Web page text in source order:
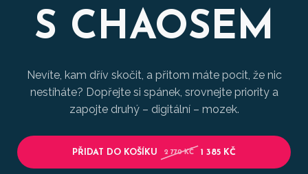
S CHAOSEM
Nevíte, kam dřív skočit, a přitom máte pocit, že nic
nestíháte? Dopřejte si spánek, srovnejte priority a
zapojte druhý – digitální – mozek.
PŘIDAT DO KOŠÍKU 2 770 KČ 1 385 KČ